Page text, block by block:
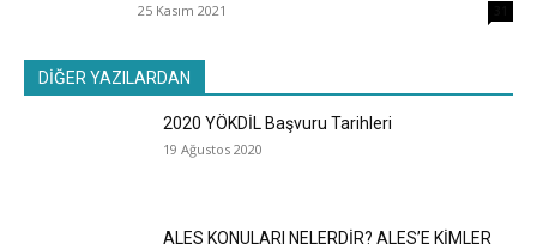
25 Kasım 2021
DİĞER YAZILARDAN
2020 YÖKDİL Başvuru Tarihleri
19 Ağustos 2020
ALES KONULARI NELERDİR? ALES’E KİMLER